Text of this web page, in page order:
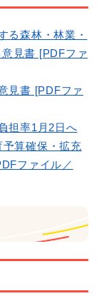
る森林・林業・
見書 [PDFファ
見書 [PDFファ
担率1月2日へ
算確保・拡充
ファイル／